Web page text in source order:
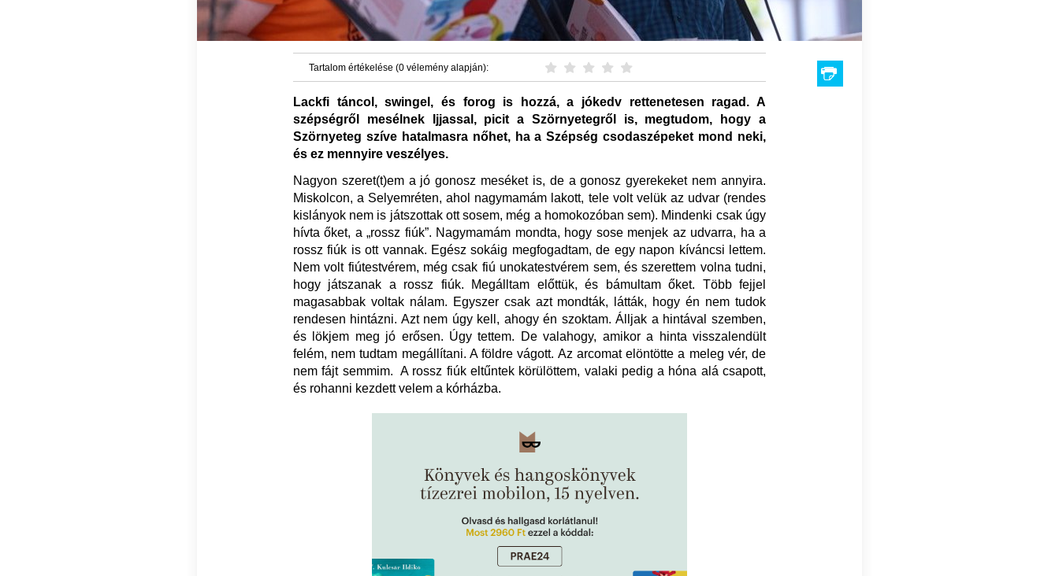
Tartalom értékelése (0 vélemény alapján):
Lackfi táncol, swingel, és forog is hozzá, a jókedv rettenetesen ragad. A
szépségről mesélnek Ijjassal, picit a Szörnyetegről is, megtudom, hogy a
Szörnyeteg szíve hatalmasra nőhet, ha a Szépség csodaszépeket mond neki,
és ez mennyire veszélyes.
Nagyon szeret(t)em a jó gonosz meséket is, de a gonosz gyerekeket nem annyira.
Miskolcon, a Selyemréten, ahol nagymamám lakott, tele volt velük az udvar (rendes
kislányok nem is játszottak ott sosem, még a homokozóban sem). Mindenki csak úgy
hívta őket, a „rossz fiúk”. Nagymamám mondta, hogy sose menjek az udvarra, ha a
rossz fiúk is ott vannak. Egész sokáig megfogadtam, de egy napon kíváncsi lettem.
Nem volt fiútestvérem, még csak fiú unokatestvérem sem, és szerettem volna tudni,
hogy játszanak a rossz fiúk. Megálltam előttük, és bámultam őket. Több fejjel
magasabbak voltak nálam. Egyszer csak azt mondták, látták, hogy én nem tudok
rendesen hintázni. Azt nem úgy kell, ahogy én szoktam. Álljak a hintával szemben,
és lökjem meg jó erősen. Úgy tettem. De valahogy, amikor a hinta visszalendült
felém, nem tudtam megállítani. A földre vágott. Az arcomat elöntötte a meleg vér, de
nem fájt semmim. A rossz fiúk eltűntek körülöttem, valaki pedig a hóna alá csapott,
és rohanni kezdett velem a kórházba.